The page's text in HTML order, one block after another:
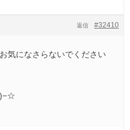
#32410
返信
気になさらないでください